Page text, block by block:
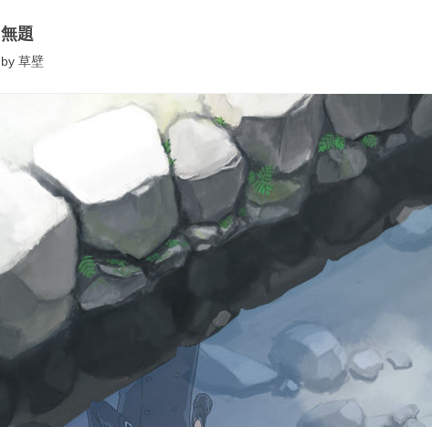
無題
by 草壁